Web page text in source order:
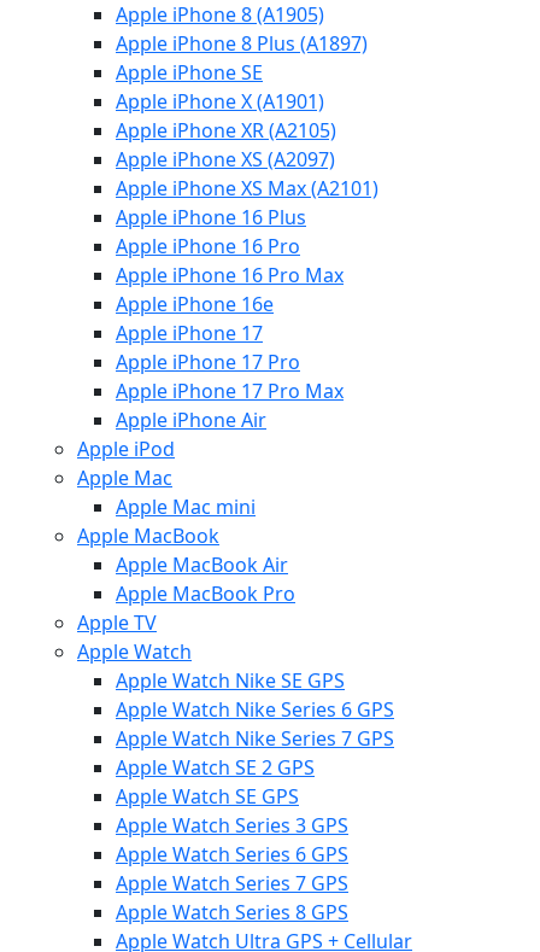
Apple iPhone 8 (A1905)
Apple iPhone 8 Plus (A1897)
Apple iPhone SE
Apple iPhone X (A1901)
Apple iPhone XR (A2105)
Apple iPhone XS (A2097)
Apple iPhone XS Max (A2101)
Apple iPhone 16 Plus
Apple iPhone 16 Pro
Apple iPhone 16 Pro Max
Apple iPhone 16e
Apple iPhone 17
Apple iPhone 17 Pro
Apple iPhone 17 Pro Max
Apple iPhone Air
Apple iPod
Apple Mac
Apple Mac mini
Apple MacBook
Apple MacBook Air
Apple MacBook Pro
Apple TV
Apple Watch
Apple Watch Nike SE GPS
Apple Watch Nike Series 6 GPS
Apple Watch Nike Series 7 GPS
Apple Watch SE 2 GPS
Apple Watch SE GPS
Apple Watch Series 3 GPS
Apple Watch Series 6 GPS
Apple Watch Series 7 GPS
Apple Watch Series 8 GPS
Apple Watch Ultra GPS + Cellular